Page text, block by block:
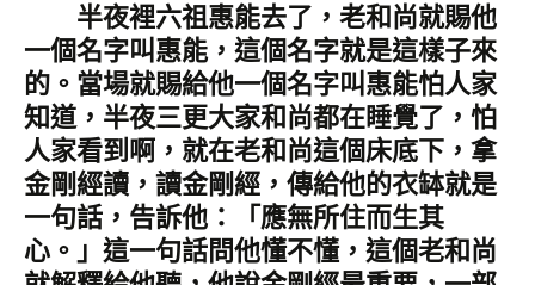
半夜裡六祖惠能去了，老和尚就賜他
一個名字叫惠能，這個名字就是這樣子來
的。當場就賜給他一個名字叫惠能怕人家
知道，半夜三更大家和尚都在睡覺了，怕
人家看到啊，就在老和尚這個床底下，拿
金剛經讀，讀金剛經，傳給他的衣缽就是
一句話，告訴他：「應無所住而生其
心。」這一句話問他懂不懂，這個老和尚